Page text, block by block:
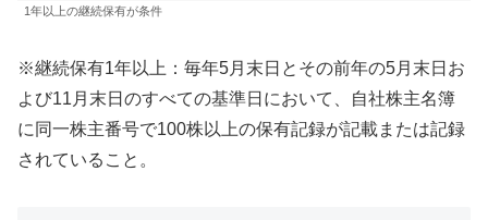
1年以上の継続保有が条件
※継続保有1年以上：毎年5月末日とその前年の5月末日お
よび11月末日のすべての基準日において、自社株主名簿
に同一株主番号で100株以上の保有記録が記載または記録
されていること。